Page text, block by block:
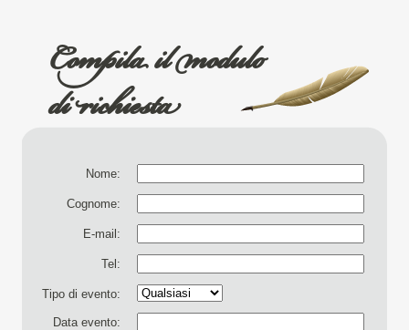
Compila il modulo
di richiesta
Nome:
Cognome:
E-mail:
Tel:
Tipo di evento:
Data evento: